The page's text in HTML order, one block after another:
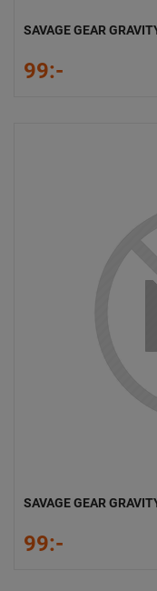
SAVAGE GEAR
99:-
SAVAGE GEAR
99:-